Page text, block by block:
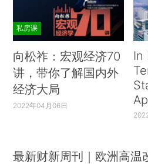
私房课
向松祚：宏观经济70
讲，带你了解国内外
经济大局
2022年04月06日
In
最新财新周刊｜欧洲高温